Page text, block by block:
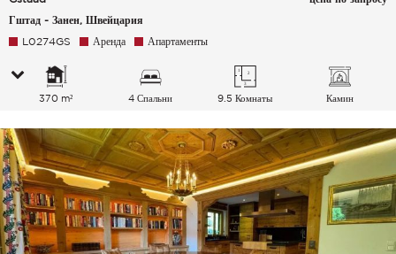
Гштад - Занен, Швейцария
L0274GS Аренда Апартаменты
370 m² 4 Спальни 9.5 Комнаты Камин